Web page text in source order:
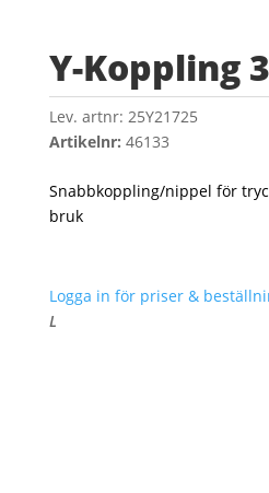
Y-Koppling
Lev. artnr: 25Y21725
Artikelnr: 46133
Snabbkoppling/nippel för
bruk
Logga in för priser &
L